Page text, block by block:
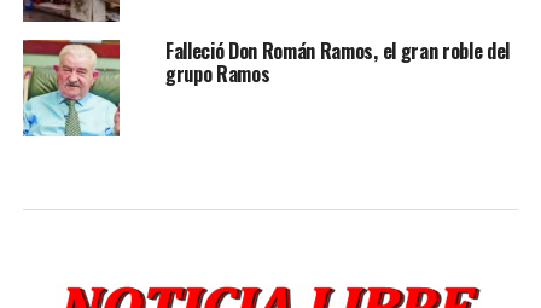
Falleció Don Román Ramos, el gran roble del
grupo Ramos